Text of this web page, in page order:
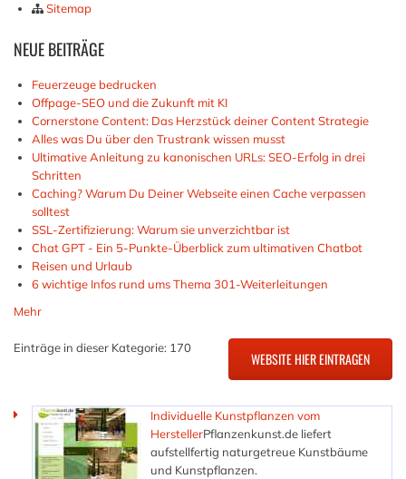
Sitemap
NEUEBEITRÄGE
Feuerzeuge bedrucken
Offpage-SEO und die Zukunft mit KI
Cornerstone Content: Das Herzstück deiner Content Strategie
Alles was Du über den Trustrank wissen musst
Ultimative Anleitung zu kanonischen URLs: SEO-Erfolg in drei
Schritten
Caching? Warum Du Deiner Webseite einen Cache verpassen
solltest
SSL-Zertifizierung: Warum sie unverzichtbar ist
Chat GPT - Ein 5-Punkte-Überblick zum ultimativen Chatbot
Reisen und Urlaub
6 wichtige Infos rund ums Thema 301-Weiterleitungen
Mehr
Einträge in dieser Kategorie: 170
Individuelle Kunstpflanzen vom
HerstellerPflanzenkunst.de liefert
aufstellfertig naturgetreue Kunstbäume
und Kunstpflanzen.